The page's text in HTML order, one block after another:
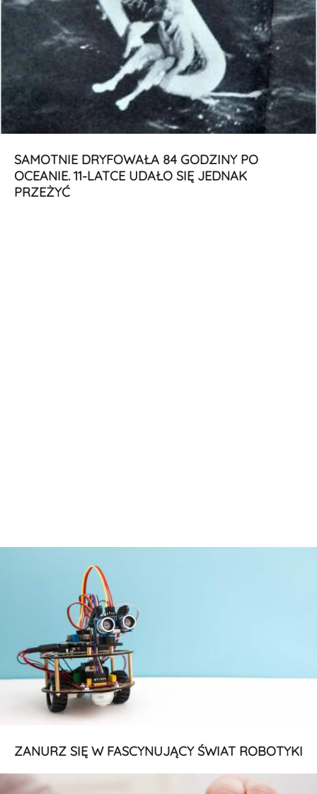
SAMOTNIE DRYFOWAŁA 84 GODZINY PO
OCEANIE. 11-LATCE UDAŁO SIĘ JEDNAK
PRZEŻYĆ
ZANURZ SIĘ W FASCYNUJĄCY ŚWIAT ROBOTYKI